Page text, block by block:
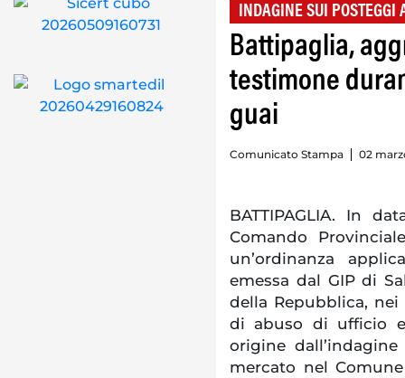
INDAGINE SUI POSTEGGI
Battipaglia,
testimone
guai
Comunicato Stampa 02
BATTIPAGLIA. In
Comando
un’ordinanza
emessa dal GIP di
della Repubblica,
di abuso di ufficio
origine
mercato nel